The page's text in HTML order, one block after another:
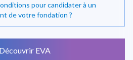
pour candidater à un
de votre fondation ?
Découvrir EVA